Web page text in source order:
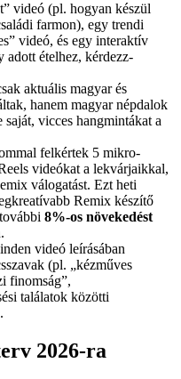
videó (pl. hogyan készül
farmon), egy trendi
videó, és egy interaktív
ételhez, kérdezz-
aktuális magyar és
hanem magyar népdalok
vicces hangmintákat a
felkértek 5 mikro-
videókat a lekvárjaikkal,
válogatást. Ezt heti
Remix készítő
8%-os növekedést
videó leírásában
(pl. „kézműves
finomság”,
találatok közötti
.
2026-ra